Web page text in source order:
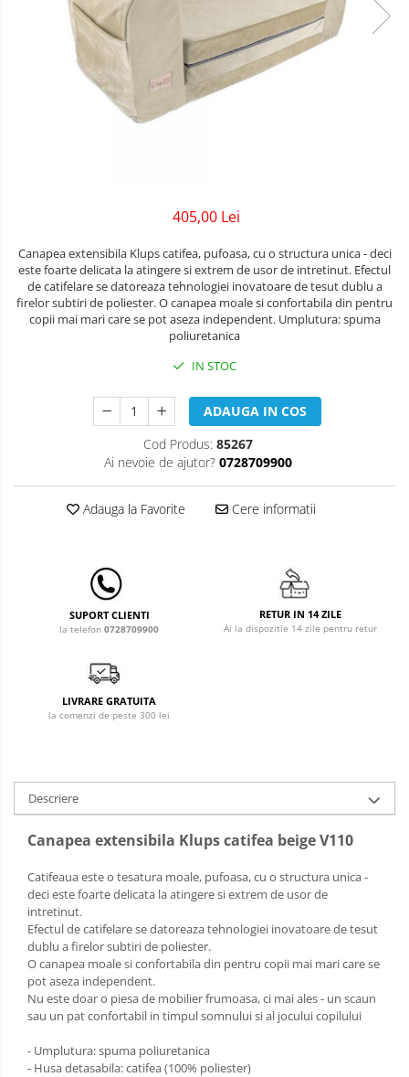
Lenjerii patut 120 x 60 cm
Lenjerii patut 140 x 70 cm
Lenjerie patuturi tineret
Baldachin patut
Porti de siguranta
Dulap si cutii jucarii
Leagane & balansoare & sezlonguri
Lampi de veghe
Saltele de infasat
Trotinete copii si adulti
Biciclete fara pedale
Masinute fara pedale
Karturi si masinute cu pedale
Premergatoare
Skateboard
Scaune de biciclete copii
Bare - Discuri - Greutati
Saltele si Covoare sport Fitness
Mingi fitness si medicinale
Tensiometre
Termometre camera si baie
Termometre copii si bebe
405,00 Lei
Canapea extensibila Klups catifea, pufoasa, cu o structura unica - deci
este foarte delicata la atingere si extrem de usor de intretinut. Efectul
de catifelare se datoreaza tehnologiei inovatoare de tesut dublu a
firelor subtiri de poliester. O canapea moale si confortabila din pentru
copii mai mari care se pot aseza independent. Umplutura: spuma
poliuretanica
IN STOC
ADAUGA IN COS
Cod Produs: 85267
Ai nevoie de ajutor? 0728709900
Adauga la Favorite Cere informatii
SUPORT CLIENTI
la telefon 0728709900
RETUR IN 14 ZILE
Ai la dispozitie 14 zile pentru retur
LIVRARE GRATUITA
la comenzi de peste 300 lei
Descriere
Canapea extensibila Klups catifea beige V110
Catifeaua este o tesatura moale, pufoasa, cu o structura unica -
deci este foarte delicata la atingere si extrem de usor de
intretinut.
Efectul de catifelare se datoreaza tehnologiei inovatoare de tesut
dublu a firelor subtiri de poliester.
O canapea moale si confortabila din pentru copii mai mari care se
pot aseza independent.
Nu este doar o piesa de mobilier frumoasa, ci mai ales - un scaun
sau un pat confortabil in timpul somnului si al jocului copilului
- Umplutura: spuma poliuretanica
- Husa detasabila: catifea (100% poliester)